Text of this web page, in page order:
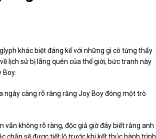
khác biệt đáng kể với những gì cô từng thấy
lịch sử bị lãng quên của thế giới, bức tranh này
ngày càng rõ ràng rằng Joy Boy đóng một trò
vẫn không rõ ràng, độc giả giờ đây biết rằng anh